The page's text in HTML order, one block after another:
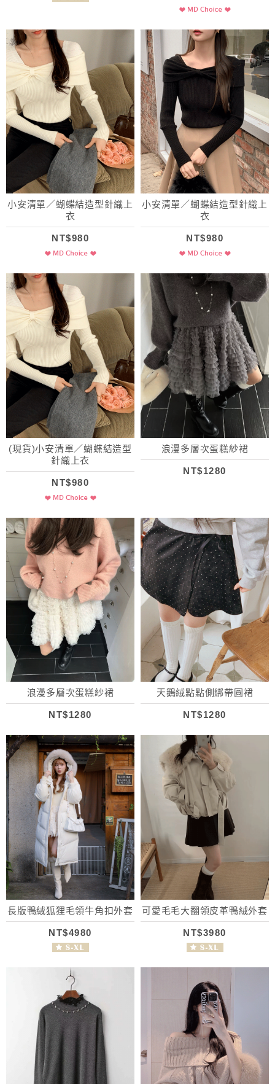
小安清單／蝴蝶結造型針織上
衣
NT$980
小安清單／蝴蝶結造型針織上
衣
NT$980
(現貨)小安清單／蝴蝶結造型
針織上衣
NT$980
浪漫多層次蛋糕紗裙
NT$1280
浪漫多層次蛋糕紗裙
NT$1280
天鵝絨點點側綁帶圓裙
NT$1280
長版鴨絨狐狸毛領牛角扣外套
NT$4980
可愛毛毛大翻領皮革鴨絨外套
NT$3980